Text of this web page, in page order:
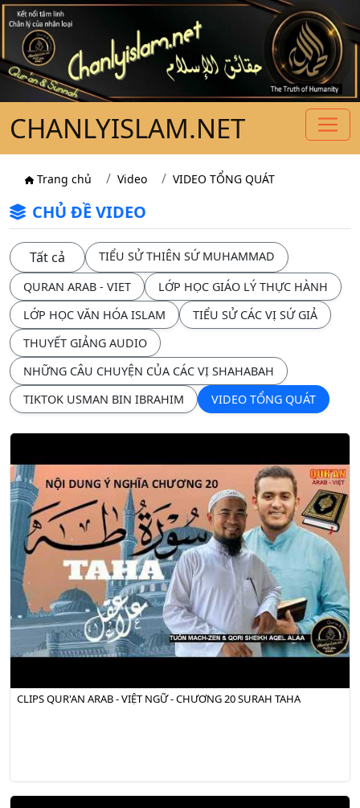
CHANLYISLAM.NET
Trang chủ Video VIDEO TỔNG QUÁT
CHỦ ĐỀ VIDEO
Tất cả
TIỂU SỬ THIÊN SỨ MUHAMMAD
QURAN ARAB - VIET
LỚP HỌC GIÁO LÝ THỰC HÀNH
LỚP HỌC VĂN HÓA ISLAM
TIỂU SỬ CÁC VỊ SỨ GIẢ
THUYẾT GIẢNG AUDIO
NHỮNG CÂU CHUYỆN CỦA CÁC VỊ SHAHABAH
TIKTOK USMAN BIN IBRAHIM
VIDEO TỔNG QUÁT
CLIPS QUR'AN ARAB - VIỆT NGỮ - CHƯƠNG 20 SURAH TAHA